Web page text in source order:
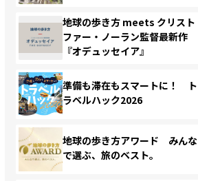
地球の歩き方 meets クリスト
ファー・ノーラン監督最新作
『オデュッセイア』
準備も滞在もスマートに！ ト
ラベルハック2026
地球の歩き方アワード みんな
で選ぶ、旅のベスト。